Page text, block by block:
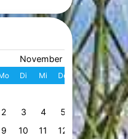
November 2026
Di Mi Do Fr Sa So
1
2 3 4 5 6 7 8
9 10 11 12 13 14 15